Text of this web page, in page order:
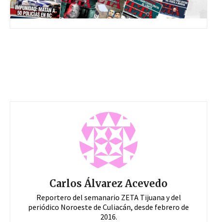
Carlos Álvarez Acevedo
Reportero del semanario ZETA Tijuana y del
periódico Noroeste de Culiacán, desde febrero de
2016.